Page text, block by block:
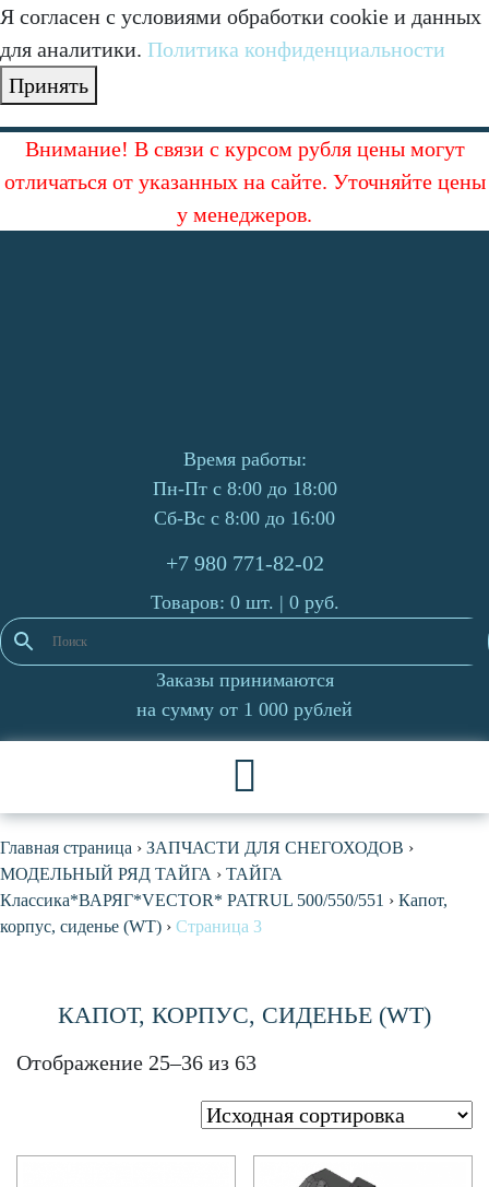
Я согласен с условиями обработки cookie и данных
для аналитики. Политика конфиденциальности
Принять
Внимание! В связи с курсом рубля цены могут
отличаться от указанных на сайте. Уточняйте цены
у менеджеров.
Время работы:
Пн-Пт с 8:00 до 18:00
Сб-Вс с 8:00 до 16:00
+7 980 771-82-02
Товаров: 0 шт. | 0руб.
Заказы принимаются
на сумму от 1 000 рублей
Главная страница › ЗАПЧАСТИ ДЛЯ СНЕГОХОДОВ ›
МОДЕЛЬНЫЙ РЯД ТАЙГА › ТАЙГА
Классика*ВАРЯГ*VECTOR* PATRUL 500/550/551 › Капот,
корпус, сиденье (WT) › Страница 3
КАПОТ, КОРПУС, СИДЕНЬЕ (WT)
Отображение 25–36 из 63